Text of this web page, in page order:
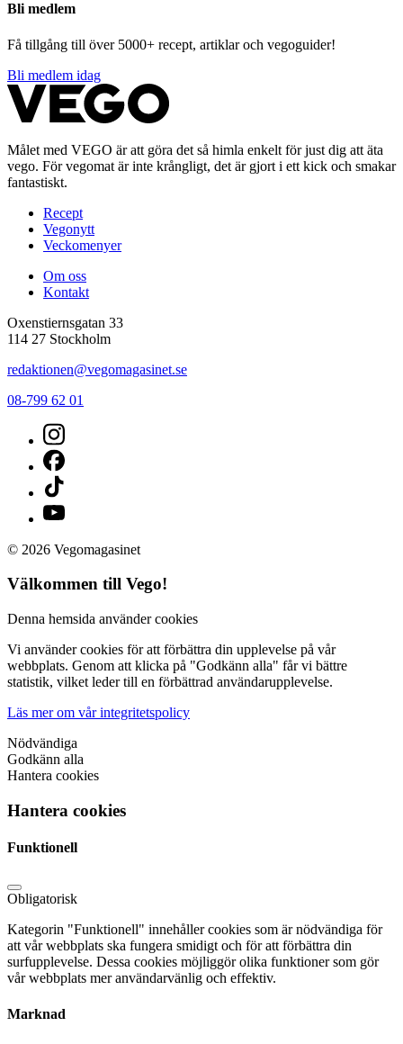
Bli medlem
Få tillgång till över 5000+ recept, artiklar och vegoguider!
Bli medlem idag
Målet med VEGO är att göra det så himla enkelt för just dig att äta
vego. För vegomat är inte krångligt, det är gjort i ett kick och smakar
fantastiskt.
Recept
Vegonytt
Veckomenyer
Om oss
Kontakt
Oxenstiernsgatan 33
114 27 Stockholm
redaktionen@vegomagasinet.se
08-799 62 01
© 2026 Vegomagasinet
Välkommen till Vego!
Denna hemsida använder cookies
Vi använder cookies för att förbättra din upplevelse på vår
webbplats. Genom att klicka på "Godkänn alla" får vi bättre
statistik, vilket leder till en förbättrad användarupplevelse.
Läs mer om vår integritetspolicy
Nödvändiga
Godkänn alla
Hantera cookies
Hantera cookies
Funktionell
Obligatorisk
Kategorin "Funktionell" innehåller cookies som är nödvändiga för
att vår webbplats ska fungera smidigt och för att förbättra din
surfupplevelse. Dessa cookies möjliggör olika funktioner som gör
vår webbplats mer användarvänlig och effektiv.
Marknad